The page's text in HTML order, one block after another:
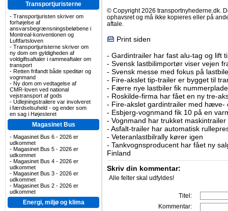
Transportjuristerne
- Transportjuristen skriver om
forhøjelse af
ansvarsbegrænsningsbeløbene i
Montreal-konventionen og
Luftfartsloven
- Transportjuristerne skriver om
ny dom om gyldigheden af
voldgiftsaftaler i rammeaftaler om
transport
- Retten frifandt både speditør og
vognmand
- Ny dom om vedtagelse af
CMR-loven ved national
vejstransport af gods
- Udlejningstrailere var involveret
i færdselsuheld - og ender som
en sag i Højesteret
Magasinet Bus
- Magasinet Bus 6 - 2026 er
udkommet
- Magasinet Bus 5 - 2026 er
udkommet
- Magasinet Bus 4 - 2026 er
udkommet
- Magasinet Bus 3 - 2026 er
udkommet
- Magasinet Bus 2 - 2026 er
udkommet
Energi, miljø og klima
© Copyright 2026 transportnyhederne.dk.
ophavsret og må ikke kopieres eller på
aftale.
Print siden
- Gardintrailer har fast alu-tag og lift
- Svensk lastbilimportør viser vejen
- Svensk messe med fokus på
- Fire-akslet tip-trailer er bygget til
- Færre nye lastbiler fik
- Roskilde-firma har fået en ny tre-
- Fire-akslet gardintrailer med hæve-
- Esbjerg-vognmand fik 10 på en
- Vognmand har trukket
- Asfalt-trailer har automatisk
- Veteranlastbilrally kører igen
- Tankvognsproducent har fået ny
Finland
Skriv din kommentar:
Alle felter skal udfyldes!
Titel:
Kommentar: